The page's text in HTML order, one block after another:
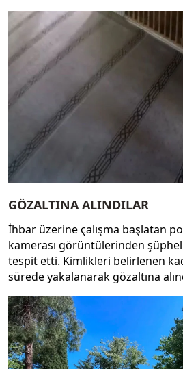
GÖZALTINA ALINDILAR
İhbar üzerine çalışma başlatan
kamerası görüntülerinden
tespit etti. Kimlikleri belirlenen
sürede yakalanarak gözaltına